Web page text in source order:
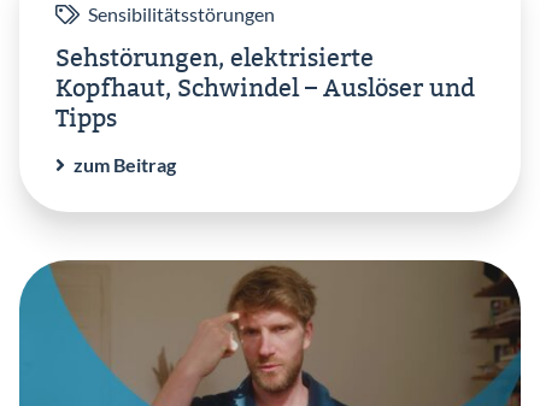
Sensibilitätsstörungen
Sehstörungen, elektrisierte
Kopfhaut, Schwindel – Auslöser und
Tipps
zum Beitrag